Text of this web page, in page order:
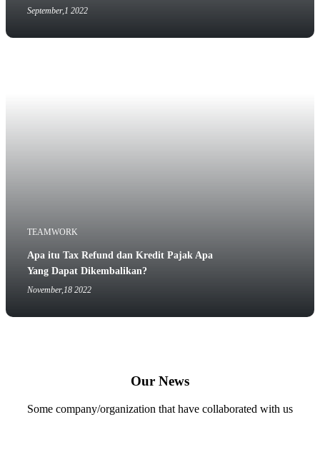
September,1 2022
TEAMWORK
Apa itu Tax Refund dan Kredit Pajak Apa
Yang Dapat Dikembalikan?
November,18 2022
Our News
Some company/organization that have collaborated with us